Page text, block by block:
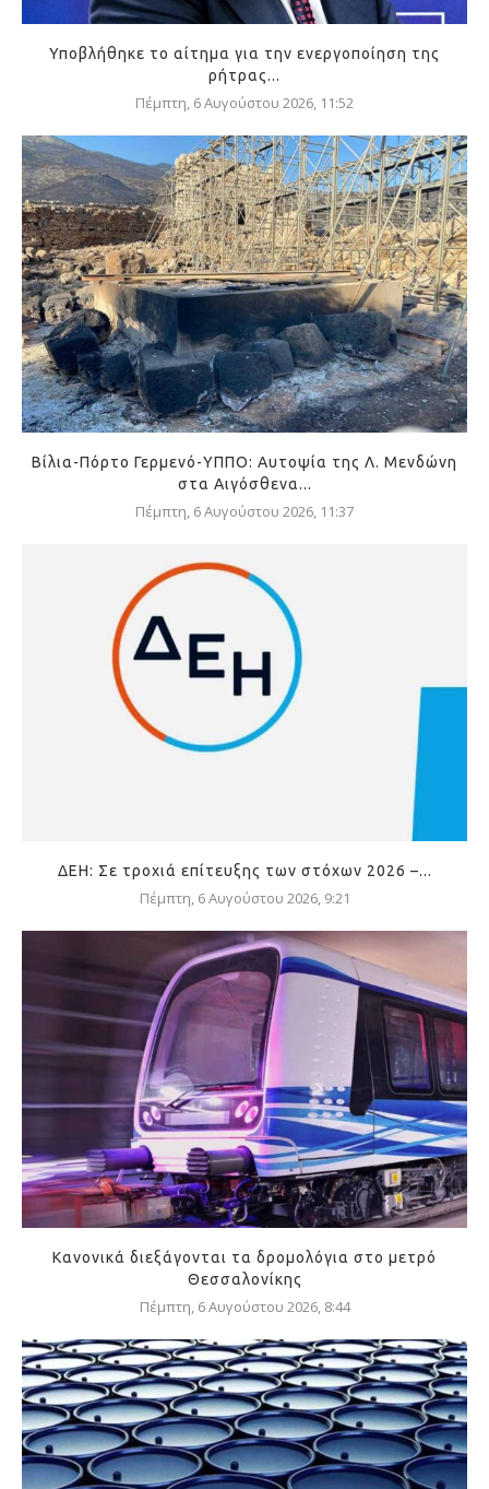
Υποβλήθηκε το αίτημα για την ενεργοποίηση της
ρήτρας...
Πέμπτη, 6 Αυγούστου 2026, 11:52
Βίλια-Πόρτο Γερμενό-ΥΠΠΟ: Αυτοψία της Λ. Μενδώνη
στα Αιγόσθενα...
Πέμπτη, 6 Αυγούστου 2026, 11:37
ΔΕΗ: Σε τροχιά επίτευξης των στόχων 2026 –...
Πέμπτη, 6 Αυγούστου 2026, 9:21
Κανονικά διεξάγονται τα δρομολόγια στο μετρό
Θεσσαλονίκης
Πέμπτη, 6 Αυγούστου 2026, 8:44